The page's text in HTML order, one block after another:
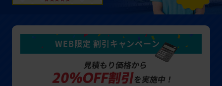
WEB限定 割引キャンペーン
見積もり価格から
20%OFF割引を実施中！